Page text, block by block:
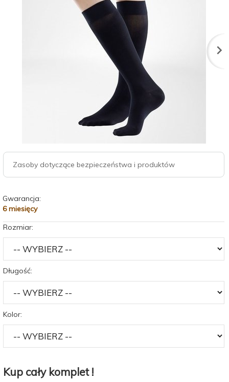
Zasoby dotyczące bezpieczeństwa i produktów
Gwarancja:
6 miesięcy
Rozmiar:
Długość:
Kolor:
Kup cały komplet !